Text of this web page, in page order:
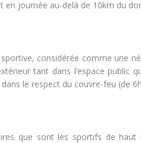
en journée au-delà de 10km du
considérée comme une
tant dans l’espace
le respect du couvre-feu (de
que sont les sportifs de